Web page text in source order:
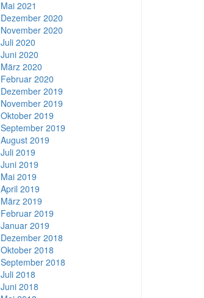
Mai 2021
Dezember 2020
November 2020
Juli 2020
Juni 2020
März 2020
Februar 2020
Dezember 2019
November 2019
Oktober 2019
September 2019
August 2019
Juli 2019
Juni 2019
Mai 2019
April 2019
März 2019
Februar 2019
Januar 2019
Dezember 2018
Oktober 2018
September 2018
Juli 2018
Juni 2018